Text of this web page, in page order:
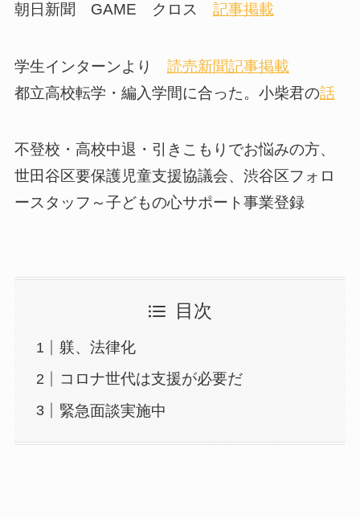
朝日新聞 GAME クロス 記事掲載
学生インターンより 読売新聞記事掲載
都立高校転学・編入学間に合った。小柴君の話
不登校・高校中退・引きこもりでお悩みの方、
世田谷区要保護児童支援協議会、渋谷区フォロ
ースタッフ～子どもの心サポート事業登録
目次
躾、法律化
コロナ世代は支援が必要だ
緊急面談実施中